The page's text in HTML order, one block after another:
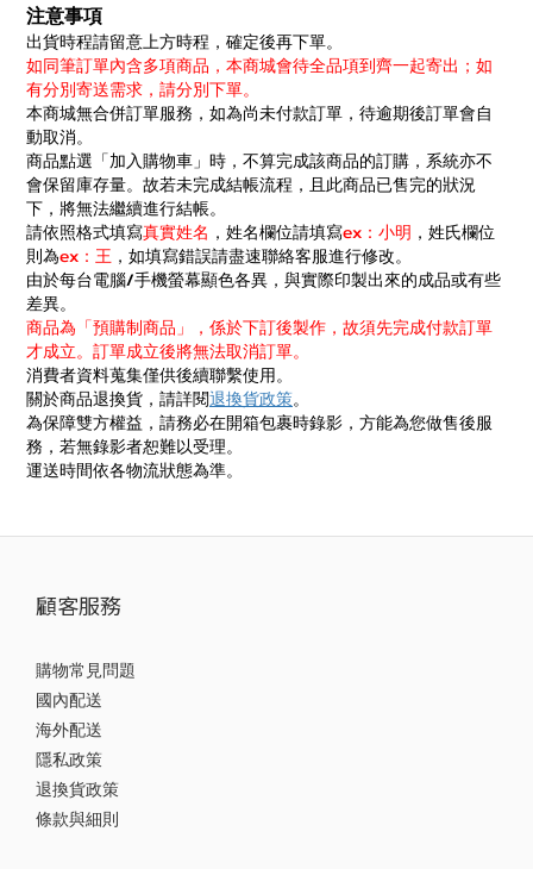
注意事項
出貨時程請留意上方時程，確定後再下單。
如同筆訂單內含多項商品，本商城會待全品項到齊一起寄出；如
有分別寄送需求，請分別下單。
本商城無合併訂單服務，如為尚未付款訂單，待逾期後訂單會自
動取消。
商品點選「加入購物車」時，不算完成該商品的訂購，系統亦不
會保留庫存量。故若未完成結帳流程，且此商品已售完的狀況
下，將無法繼續進行結帳。
請依照格式填寫真實姓名 ，姓名欄位請填寫ex：小明 ，姓氏欄位
則為ex：王 ，如填寫錯誤請盡速聯絡客服進行修改。
由於每台電腦/手機螢幕顯色各異，與實際印製出來的成品或有些
差異。
商品為「預購制商品」，係於下訂後製作，故須先完成付款訂單
才成立。訂單成立後將無法取消訂單。
消費者資料蒐集僅供後續聯繫使用。
關於商品退換貨，請詳閱退換貨政策。
為保障雙方權益，請務必在開箱包裹時錄影，方能為您做售後服
務，若無錄影者恕難以受理。
運送時間依各物流狀態為準。
顧客服務
購物常見問題
國內配送
海外配送
隱私政策
退換貨政策
條款與細則